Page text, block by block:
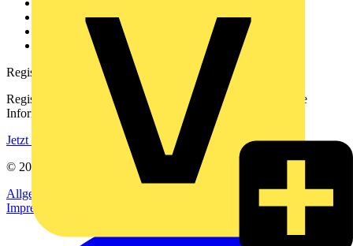
Downloadbereich (PDFs)
Häufig gestellte Fragen
voltimum.com
Registrierung
Registrieren Sie sich kostenlos und erhalten Sie stets aktuelle
Informationen aus der Elektroindustrie.
Jetzt registrieren
© 2002-
Allgemeine Geschäftsbedingungen
Datenschutzerklärung
Impressum